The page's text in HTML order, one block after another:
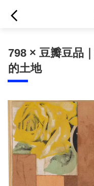
798 × 豆瓣豆品
的土地